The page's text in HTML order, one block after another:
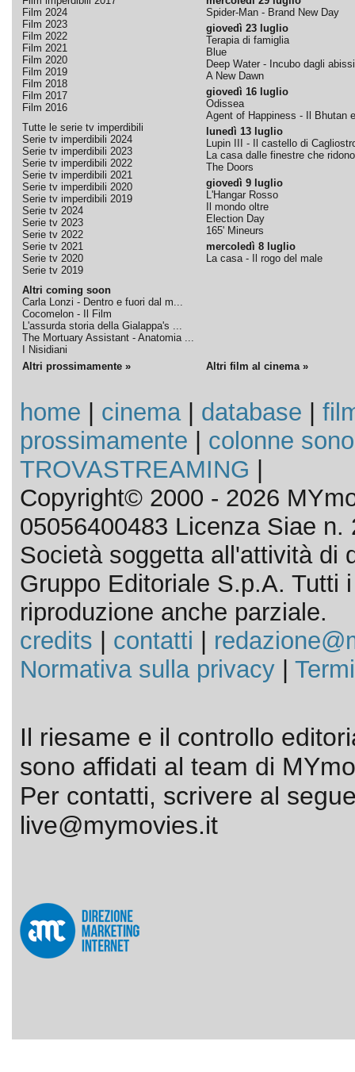
Film 2024
Film 2023
Film 2022
Film 2021
Film 2020
Film 2019
Film 2018
Film 2017
Film 2016
Tutte le serie tv imperdibili
Serie tv imperdibili 2024
Serie tv imperdibili 2023
Serie tv imperdibili 2022
Serie tv imperdibili 2021
Serie tv imperdibili 2020
Serie tv imperdibili 2019
Serie tv 2024
Serie tv 2023
Serie tv 2022
Serie tv 2021
Serie tv 2020
Serie tv 2019
Altri coming soon
Carla Lonzi - Dentro e fuori dal m...
Cocomelon - Il Film
L'assurda storia della Gialappa's ...
The Mortuary Assistant - Anatomia ...
I Nisidiani
Spider-Man - Brand New Day
giovedì 23 luglio
Terapia di famiglia
Blue
Deep Water - Incubo dagli abissi
A New Dawn
giovedì 16 luglio
Odissea
Agent of Happiness - Il Bhutan
lunedì 13 luglio
Lupin III - Il castello di
La casa dalle finestre che ridono
The Doors
giovedì 9 luglio
L'Hangar Rosso
Il mondo oltre
Election Day
165' Mineurs
mercoledì 8 luglio
La casa - Il rogo del male
Altri prossimamente » Altri film al cinema »
home cinema| database
prossimamente
colonne
TROVASTREAMING
Copyright© 2000 - 2026
05056400483 Licenza Siae n.
Società soggetta all'attività di
Gruppo Editoriale S.p.A. Tutti
riproduzione anche parziale.
credits
contatti
Normativa sulla privacy|
Il riesame e il controllo
sono affidati al team di
Per contatti, scrivere al
live@mymovies.it